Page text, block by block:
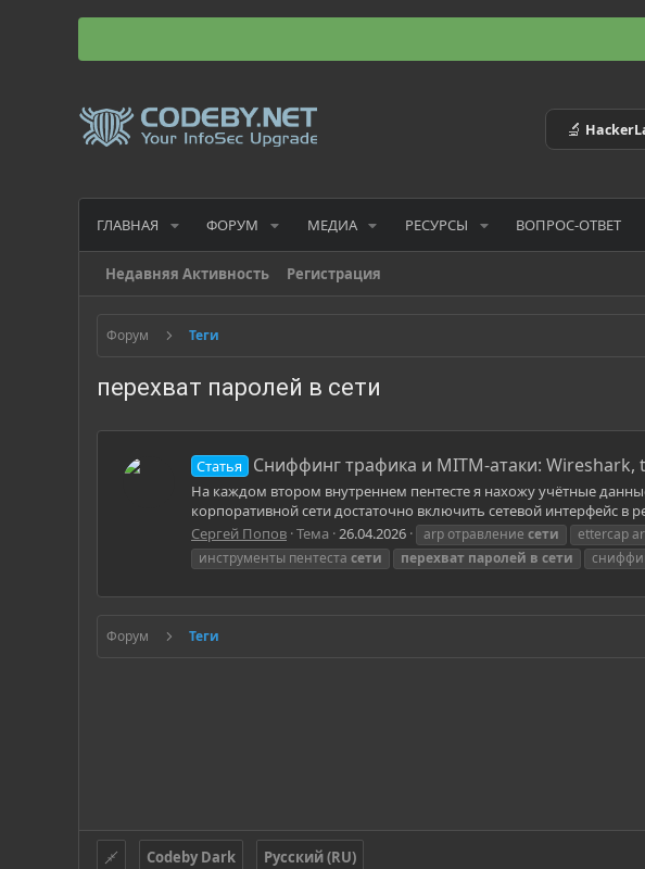
🔬
ГЛАВНАЯ ФОРУМ МЕДИА РЕСУРСЫ ВОПРОС-ОТВЕТ
Недавняя Активность Регистрация
Форум Теги
перехват паролей в сети
Статья Сниффинг трафика и MITM-атаки:
На каждом втором внутреннем пентесте я нахожу учётные
корпоративной сети достаточно включить сетевой интерфейс
Сергей Попов Тема 26.04.2026 arp отравление сети ettercap
инструменты пентеста сети перехват паролей в сети
Форум Теги
Codeby Dark Русский (RU)